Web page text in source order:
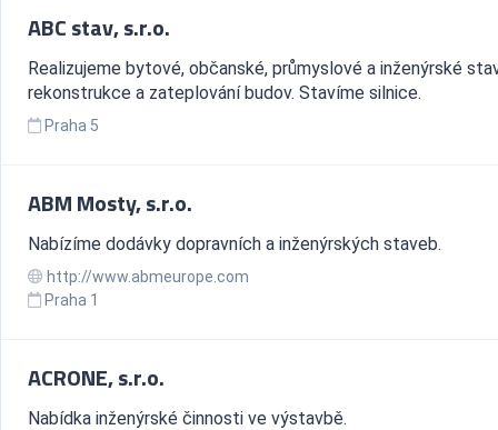
ABC stav, s.r.o.
Realizujeme bytové, občanské, průmyslové a inženýrské
rekonstrukce a zateplování budov. Stavíme silnice.
Praha 5
ABM Mosty, s.r.o.
Nabízíme dodávky dopravních a inženýrských staveb.
http://www.abmeurope.com
Praha 1
ACRONE, s.r.o.
Nabídka inženýrské činnosti ve výstavbě.